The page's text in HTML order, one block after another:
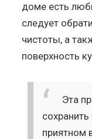
доме есть
следует
чистоты, а
поверхность
Эта
сохранить
приятном